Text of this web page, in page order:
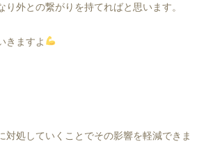
外との繋がりを持てればと思います。
きますよ
処していくことでその影響を軽減できま